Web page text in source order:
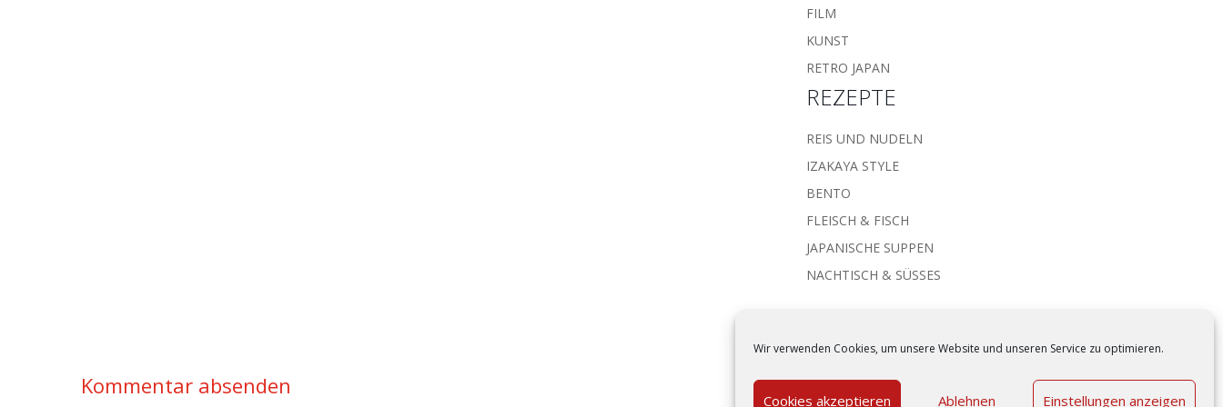
Wir verwenden Cookies, um unsere Website und unseren Service zu optimieren.
Cookies akzeptieren Ablehnen Einstellungen anzeigen
FILM
KUNST
RETRO JAPAN
REZEPTE
REIS UND NUDELN
IZAKAYA STYLE
BENTO
FLEISCH & FISCH
JAPANISCHE SUPPEN
NACHTISCH & SÜSSES
Kommentar absenden